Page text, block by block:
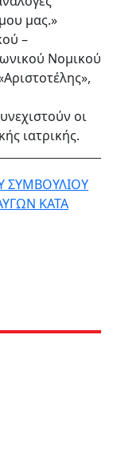
μας.»
–
Νομικού
οι
ιατρικής.
ΣΥΜΒΟΥΛΙΟΥ
ΚΑΤΑ